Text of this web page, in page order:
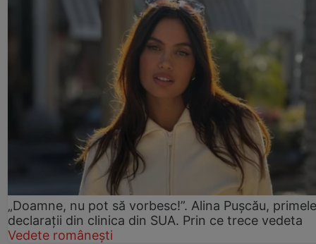
„Doamne, nu pot să vorbesc!”. Alina Pușcău, primele
declarații din clinica din SUA. Prin ce trece vedeta
Vedete românești